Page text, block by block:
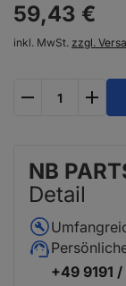
59,43 €
inkl. MwSt. zzgl.
NB
Detail
+49 9191